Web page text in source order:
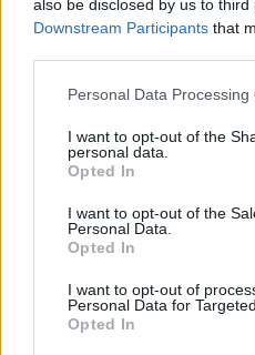
also be disclosed by us to third
Downstream Participants that
Personal Data Processing
I want to opt-out of the
personal data.
Opted In
I want to opt-out of the
Personal Data.
Opted In
I want to opt-out of
Personal Data for
Opted In